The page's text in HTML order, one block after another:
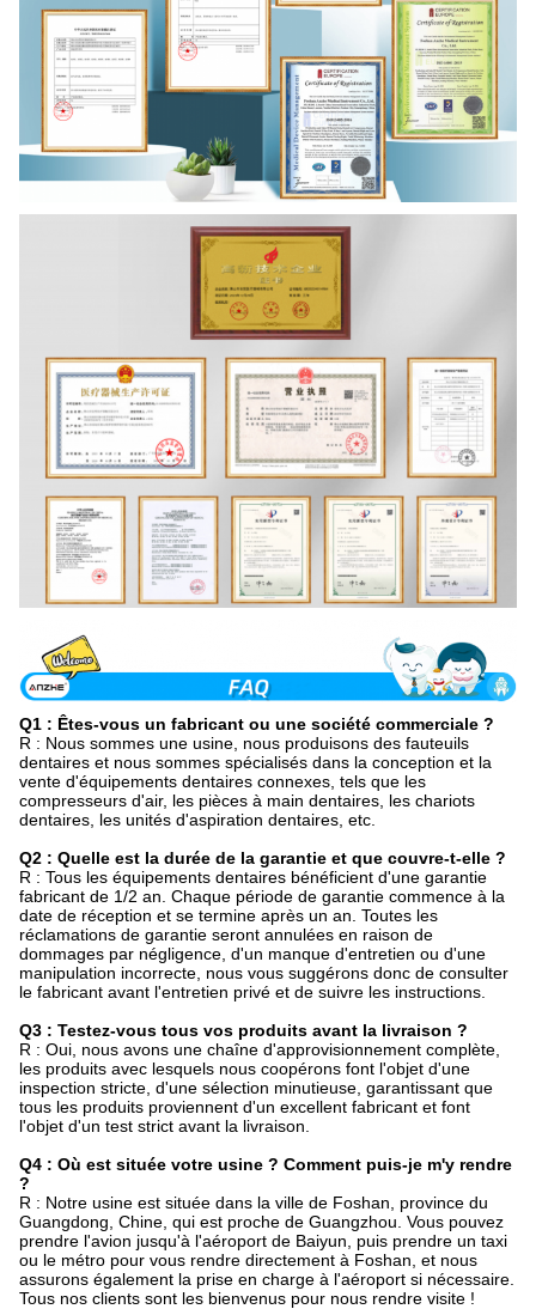
Q1 : Êtes-vous un fabricant ou une société commerciale ?
R : Nous sommes une usine, nous produisons des fauteuils
dentaires et nous sommes spécialisés dans la conception et la
vente d'équipements dentaires connexes, tels que les
compresseurs d'air, les pièces à main dentaires, les chariots
dentaires, les unités d'aspiration dentaires, etc.
Q2 : Quelle est la durée de la garantie et que couvre-t-elle ?
R : Tous les équipements dentaires bénéficient d'une garantie
fabricant de 1/2 an. Chaque période de garantie commence à la
date de réception et se termine après un an. Toutes les
réclamations de garantie seront annulées en raison de
dommages par négligence, d'un manque d'entretien ou d'une
manipulation incorrecte, nous vous suggérons donc de consulter
le fabricant avant l'entretien privé et de suivre les instructions.
Q3 : Testez-vous tous vos produits avant la livraison ?
R : Oui, nous avons une chaîne d'approvisionnement complète,
les produits avec lesquels nous coopérons font l'objet d'une
inspection stricte, d'une sélection minutieuse, garantissant que
tous les produits proviennent d'un excellent fabricant et font
l'objet d'un test strict avant la livraison.
Q4 : Où est située votre usine ? Comment puis-je m'y rendre
?
R : Notre usine est située dans la ville de Foshan, province du
Guangdong, Chine, qui est proche de Guangzhou. Vous pouvez
prendre l'avion jusqu'à l'aéroport de Baiyun, puis prendre un taxi
ou le métro pour vous rendre directement à Foshan, et nous
assurons également la prise en charge à l'aéroport si nécessaire.
Tous nos clients sont les bienvenus pour nous rendre visite !